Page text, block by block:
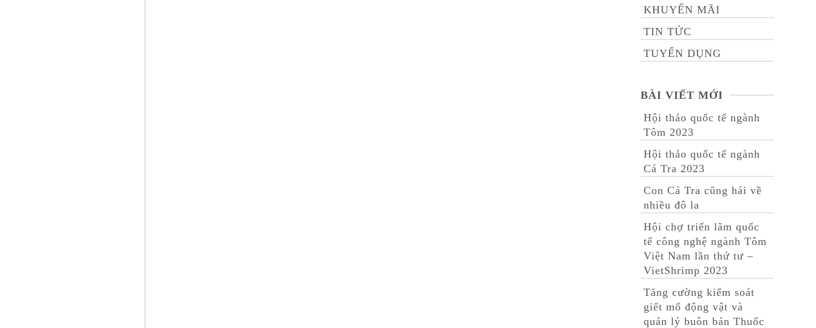
KHUYẾN MÃI
TIN TỨC
TUYỂN DỤNG
BÀI VIẾT MỚI
Hội thảo quốc tế ngành
Tôm 2023
Hội thảo quốc tế ngành
Cá Tra 2023
Con Cá Tra cũng hái về
nhiều đô la
Hội chợ triển lãm quốc
tế công nghệ ngành Tôm
Việt Nam lần thứ tư –
VietShrimp 2023
Tăng cường kiểm soát
giết mổ động vật và
quản lý buôn bán Thuốc